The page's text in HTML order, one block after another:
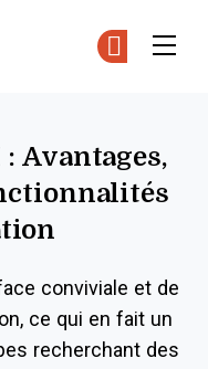
Avantages,
conviviale et de
ce qui en fait un
recherchant des